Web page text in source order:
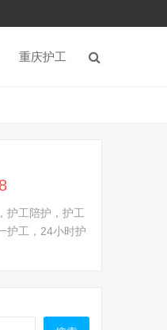
重庆护工
护工陪护，护工
护工，24小时护